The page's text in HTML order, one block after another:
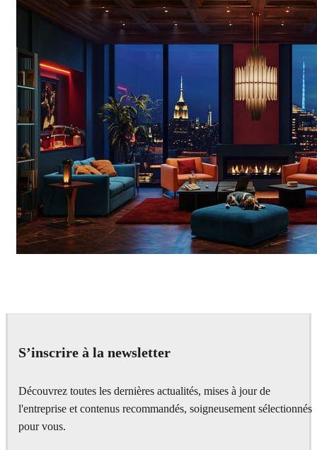
S’inscrire à la newsletter
Découvrez toutes les dernières actualités, mises à jour de
l'entreprise et contenus recommandés, soigneusement sélectionnés
pour vous.